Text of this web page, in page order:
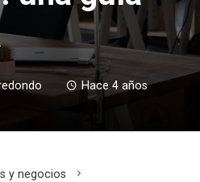
Hace 4 años
y negocios